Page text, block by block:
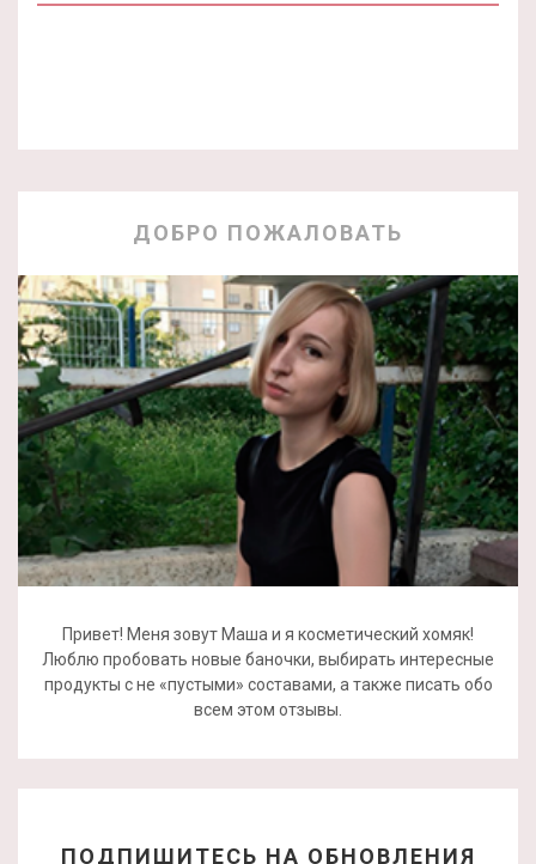
ДОБРО ПОЖАЛОВАТЬ
Привет! Меня зовут Маша и я косметический хомяк!
Люблю пробовать новые баночки, выбирать интересные
продукты с не «пустыми» составами, а также писать обо
всем этом отзывы.
ПОДПИШИТЕСЬ НА ОБНОВЛЕНИЯ